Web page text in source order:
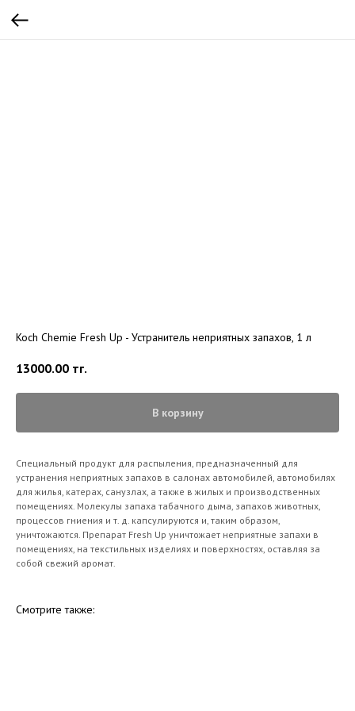
Koch Chemie Fresh Up - Устранитель неприятных запахов, 1 л
13000.00 тг.
В корзину
Специальный продукт для распыления, предназначенный для
устранения неприятных запахов в салонах автомобилей, автомобилях
для жилья, катерах, санузлах, а также в жилых и производственных
помещениях. Молекулы запаха табачного дыма, запахов животных,
процессов гниения и т. д. капсулируются и, таким образом,
уничтожаются. Препарат Fresh Up уничтожает неприятные запахи в
помещениях, на текстильных изделиях и поверхностях, оставляя за
собой свежий аромат.
Смотрите также: